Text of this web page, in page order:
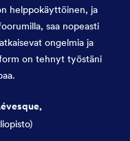
helppokäyttöinen, ja
saa nopeasti
ongelmia ja
on tehnyt työstäni